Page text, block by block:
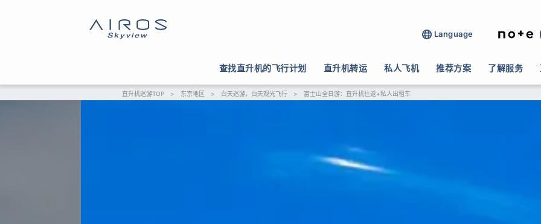
Language
查找直升机的飞行计划 直升机转运 私人飞机 推荐方案 了解服务
直升机巡游TOP > 东京地区 > 白天巡游，白天观光飞行 > 富士山全日游：直升机往返+私人出租车